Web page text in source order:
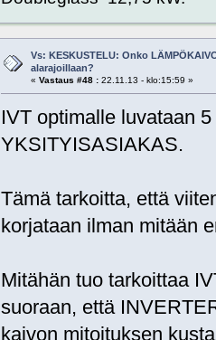
Vs: KESKUSTELU: Onko
alarajoillaan?
« Vastaus #48 :22.11.13 - klo:15:59 »
IVT optimalle luvataan
YKSITYISASIAKAS.
Tämä tarkoitta, että
korjataan ilman mitään
Mitähän tuo tarkoittaa
suoraan, että
kaivon mitoituksen